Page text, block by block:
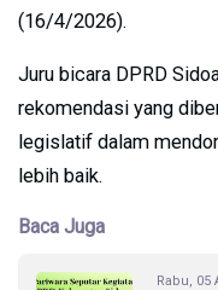
(16/4/2026).
Juru bicara DPRD
rekomendasi yang
legislatif dalam
lebih baik.
Baca Juga
Rabu, 05